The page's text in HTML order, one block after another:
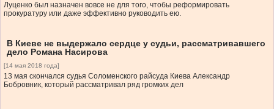
Луценко был назначен вовсе не для того, чтобы реформировать
прокуратуру или даже эффективно руководить ею.
В Киеве не выдержало сердце у судьи, рассматривавшего
дело Романа Насирова
[14 мая 2018 года]
13 мая скончался судья Соломенского райсуда Киева Александр
Бобровник, который рассматривал ряд громких дел